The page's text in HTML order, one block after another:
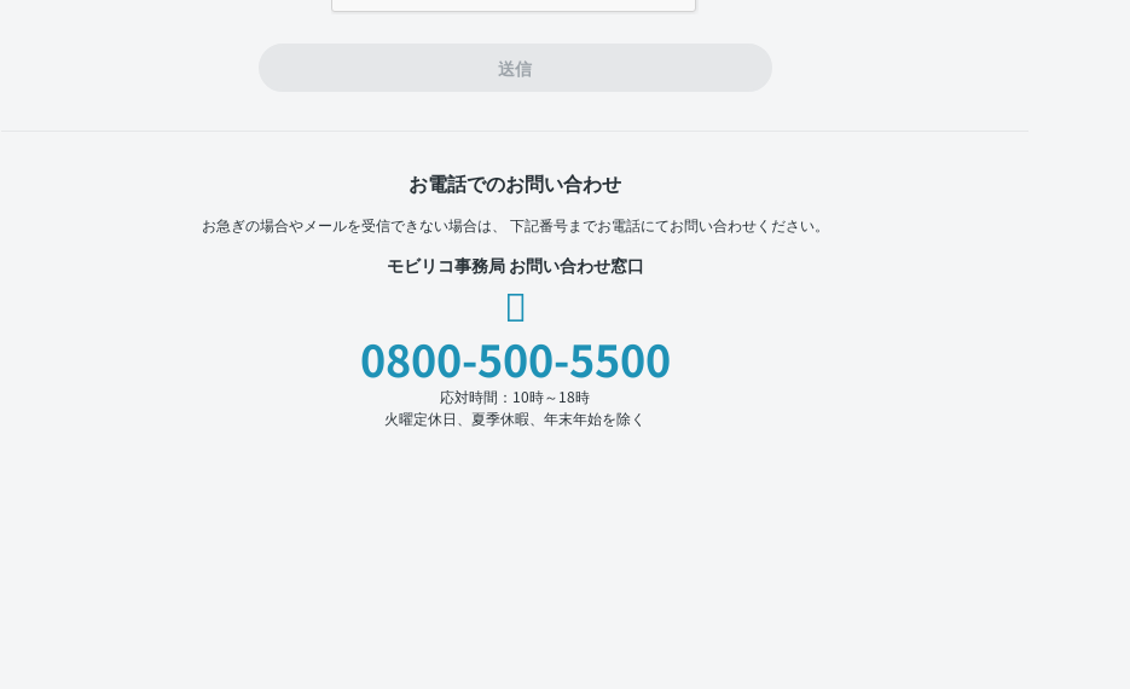
送信
お電話でのお問い合わせ
お急ぎの場合やメールを受信できない場合は、 下記番号までお電話にてお問い合わせください。
モビリコ事務局 お問い合わせ窓口
0800-500-5500
応対時間：10時～18時
火曜定休日、夏季休暇、年末年始を除く